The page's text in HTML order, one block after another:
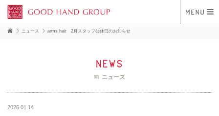
ニュース arms hair 2月スタッフ公休日のお知らせ
news
ニュース
2026.01.14